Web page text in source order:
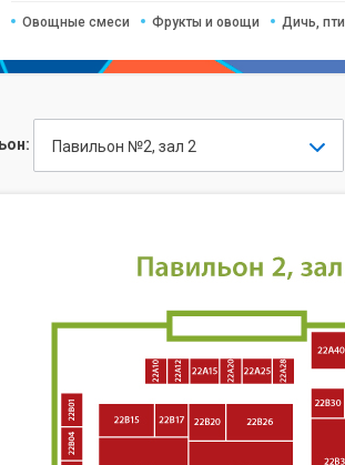
Овощные смеси Фрукты и овощи Дичь,
Павильон №2, зал 2